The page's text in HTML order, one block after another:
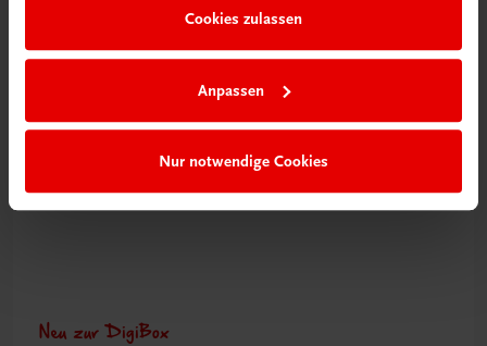
Cookies zulassen
Anpassen
Nur notwendige Cookies
Neu zur DigiBox